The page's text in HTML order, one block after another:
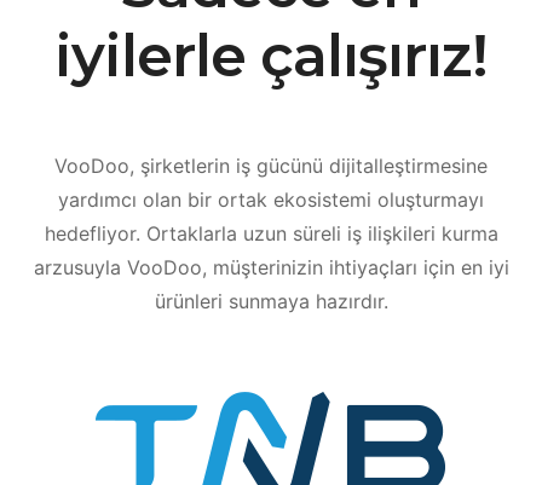
iyilerle çalışırız!
VooDoo, şirketlerin iş gücünü dijitalleştirmesine
yardımcı olan bir ortak ekosistemi oluşturmayı
hedefliyor. Ortaklarla uzun süreli iş ilişkileri kurma
arzusuyla VooDoo, müşterinizin ihtiyaçları için en iyi
ürünleri sunmaya hazırdır.